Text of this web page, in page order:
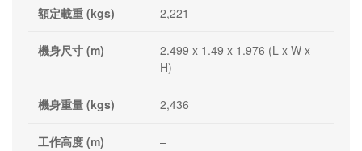
額定載重 (kgs) 2,221
機身尺寸 (m)
2.499 x 1.49 x 1.976 (L x W x
H)
機身重量 (kgs) 2,436
工作高度 (m) –